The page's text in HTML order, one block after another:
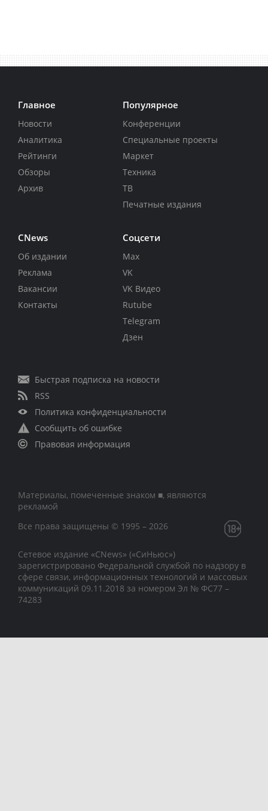
Главное
Новости
Аналитика
Рейтинги
Обзоры
Архив
Популярное
Конференции
Специальные проекты
Маркет
Техника
ТВ
Печатные издания
CNews
Об издании
Реклама
Вакансии
Контакты
Соцсети
Max
VK
VK Видео
Rutube
Telegram
Дзен
Быстрая подписка на новости
RSS
Политика конфиденциальности
Сообщить об ошибке
Правовая информация
Материалы, помеченные знаком ■, являются
рекламой
Все права защищены © 1995 – 2026
Сетевое издание «CNews» («СиНьюс»)
зарегистрировано Федеральной службой по надзору в
сфере связи, информационных технологий и массовых
коммуникаций 09.11.2018 за номером Эл № ФС77 –
74283